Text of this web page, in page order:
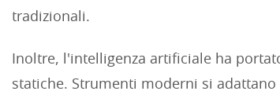
tradizionali.
Inoltre, l'intelligenza artificiale ha
statiche. Strumenti moderni si